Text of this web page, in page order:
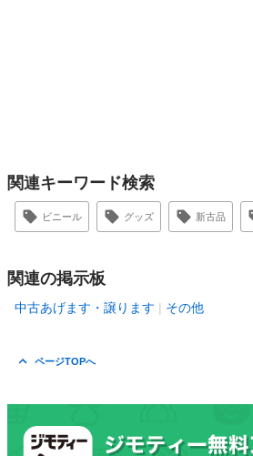
関連キーワード検索
ビニール グッズ 新古品
関連の掲示板
中古あげます・譲ります その他
ページTOPへ